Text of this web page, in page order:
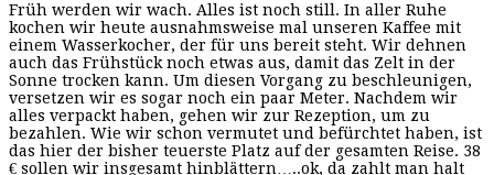
Früh werden wir wach. Alles ist noch still. In aller Ruhe
kochen wir heute ausnahmsweise mal unseren Kaffee mit
einem Wasserkocher, der für uns bereit steht. Wir dehnen
auch das Frühstück noch etwas aus, damit das Zelt in der
Sonne trocken kann. Um diesen Vorgang zu beschleunigen,
versetzen wir es sogar noch ein paar Meter. Nachdem wir
alles verpackt haben, gehen wir zur Rezeption, um zu
bezahlen. Wie wir schon vermutet und befürchtet haben, ist
das hier der bisher teuerste Platz auf der gesamten Reise. 38
€ sollen wir insgesamt hinblättern…..ok, da zahlt man halt